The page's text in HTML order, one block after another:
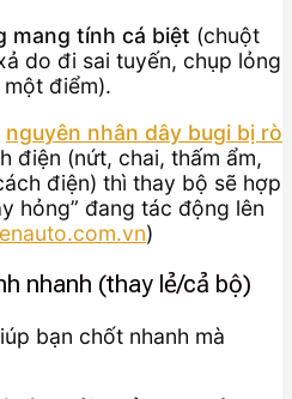
mang tính cá biệt (chuột
do đi sai tuyến, chụp lỏng
điểm).
nguyên nhân dây bugi bị rò
điện (nứt, chai, thấm ẩm,
điện) thì thay bộ sẽ hợp
hỏng” đang tác động lên
)
nhanh (thay lẻ/cả bộ)
bạn chốt nhanh mà